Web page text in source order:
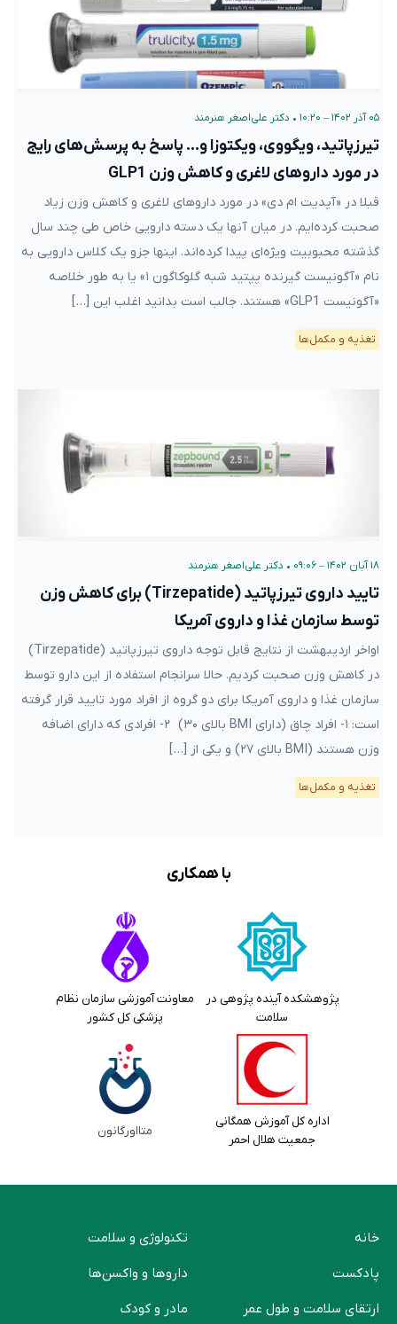
۰۵ آذر ۱۴۰۲ – ۱۰:۲۰ • دکتر علی‌اصغر هنرمند
تیرزپاتید، ویگووی، ویکتوزا و… پاسخ به پرسش‌های رایج
در مورد داروهای لاغری و کاهش وزن GLP1
قبلا در «آپدیت ام دی» در مورد داروهای لاغری و کاهش وزن زیاد
صحبت کرده‌ایم. در میان آنها یک دسته دارویی خاص طی چند سال
گذشته محبوبیت ویژه‌ای پیدا کرده‌اند. اینها جزو یک کلاس دارویی به
نام «آگونیست گیرنده پپتید شبه گلوکاگون ۱» یا به طور خلاصه
«آگونیست GLP1» هستند. جالب است بدانید اغلب این […]
تغذیه و مکمل‌ها
۱۸ آبان ۱۴۰۲ – ۰۹:۰۶ • دکتر علی‌اصغر هنرمند
تایید داروی تیرزپاتید (Tirzepatide) برای کاهش وزن
توسط سازمان غذا و داروی آمریکا
اواخر اردیبهشت از نتایج قابل توجه داروی تیرزپاتید (Tirzepatide)
در کاهش وزن صحبت کردیم. حالا سرانجام استفاده از این دارو توسط
سازمان غذا و داروی آمریکا برای دو گروه از افراد مورد تایید قرار گرفته
است: ۱- افراد چاق (دارای BMI بالای ۳۰) ۲- افرادی که دارای اضافه
وزن هستند (BMI بالای ۲۷) و یکی از […]
تغذیه و مکمل‌ها
با همکاری
پژوهشکده آینده پژوهی در
سلامت
معاونت آموزشی سازمان نظام
پزشکی کل کشور
اداره کل آموزش همگانی
جمعیت هلال احمر
متااورگانون
خانه
پادکست
ارتقای سلامت و طول عمر
تکنولوژی و سلامت
دارو‌ها و واکسن‌ها
مادر و کودک